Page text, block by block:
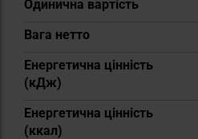
Одинична вартість
Вага нетто
Енергетична цінність
(кДж)
Енергетична цінність
(ккал)